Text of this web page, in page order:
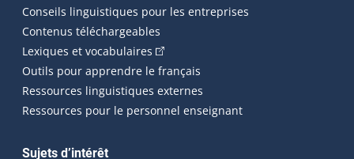
Conseils linguistiques pour les entreprises
Contenus téléchargeables
Lexiques et vocabulaires (Cet hyperlien externe s'ouvrira
Outils pour apprendre le français
Ressources linguistiques externes
Ressources pour le personnel enseignant
Sujets d’intérêt